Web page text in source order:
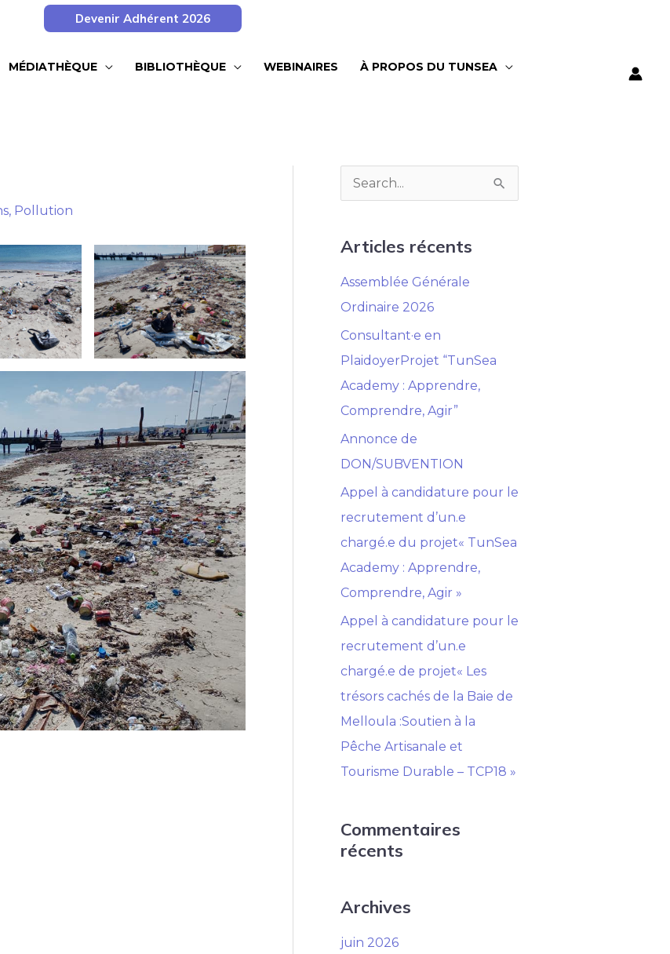
Devenir Adhérent 2026
MÉDIATHÈQUE BIBLIOTHÈQUE WEBINAIRES
À PROPOS DU TUNSEA
, Pollution
c
e
r
c
h
e
r
:
Articles récents
Assemblée Générale
Ordinaire 2026
Consultant·e en
PlaidoyerProjet “TunSea
Academy : Apprendre,
Comprendre, Agir”
Annonce de
DON/SUBVENTION
Appel à candidature pour le
recrutement d’un.e
chargé.e du projet« TunSea
Academy : Apprendre,
Comprendre, Agir »
Appel à candidature pour le
recrutement d’un.e
chargé.e de projet« Les
trésors cachés de la Baie de
Melloula :Soutien à la
Pêche Artisanale et
Tourisme Durable – TCP18 »
Commentaires
récents
Archives
juin 2026